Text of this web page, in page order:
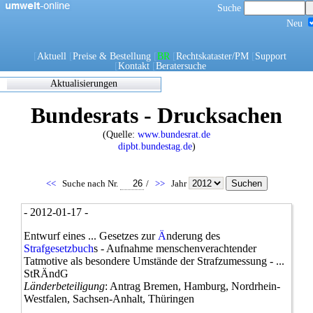
Aktuell [Preise & Bestellung [BR [Rechtskataster/PM
Support
[Kontakt[Beratersuche
Suche
Neu
Bundesrats - Drucksachen
(Quelle: www.bundesrat.de
dipbt.bundestag.de)
<< Suche nach Nr. / >> Jahr
Aktualisierungen
Zuletzt
eingearbeitete/korrigierte
Dokumente
17.05.2021 06:45
0303/1/21
0308/1/21
0311/1/21
0312/1/21
0317/1/21
0338/1/21
0344/1/21
0349/1/21
- 2012-01-17 -
Entwurf eines ... Gesetzes zur Änderung des
Strafgesetzbuchs - Aufnahme menschenverachtender
Tatmotive als besondere Umstände der Strafzumessung - ...
StRÄndG
Länderbeteiligung: Antrag Bremen, Hamburg, Nordrhein-
Westfalen, Sachsen-Anhalt, Thüringen